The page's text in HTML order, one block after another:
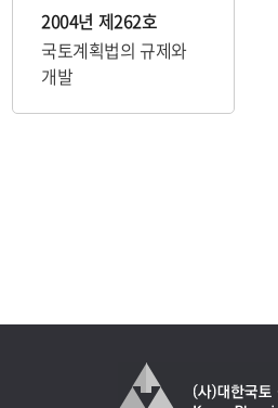
2004년 제262호
국토계획법의 규제와
개발